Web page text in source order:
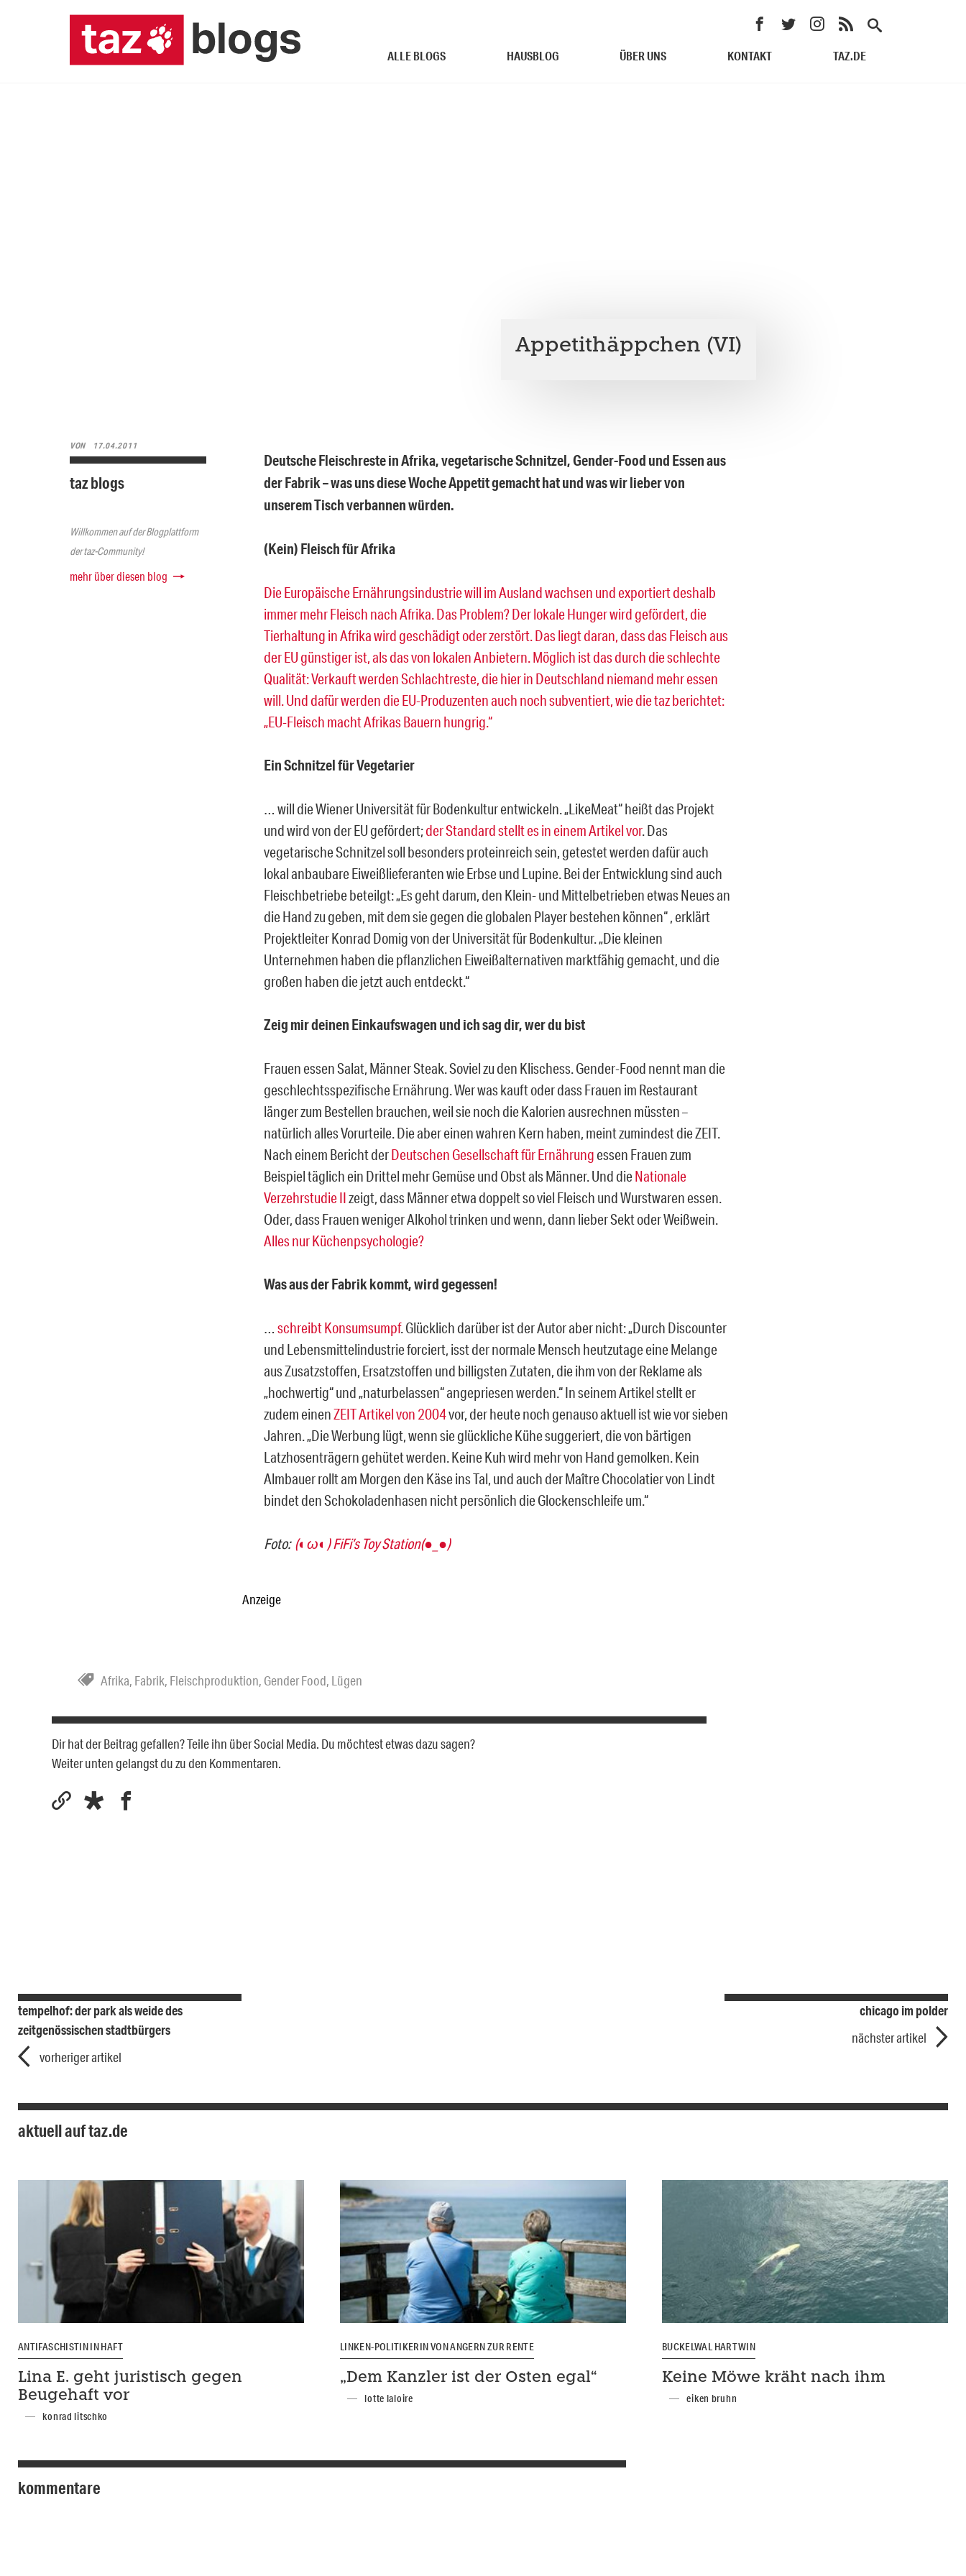
ALLE BLOGS HAUSBLOG ÜBER UNS KONTAKT TAZ.DE
Appetithäppchen (VI)
VON 17.04.2011
taz blogs
Willkommen auf der Blogplattform
der taz-Community!
mehr über diesen blog
Deutsche Fleischreste in Afrika, vegetarische Schnitzel, Gender-Food und Essen aus
der Fabrik – was uns diese Woche Appetit gemacht hat und was wir lieber von
unserem Tisch verbannen würden.
(Kein) Fleisch für Afrika
Die Europäische Ernährungsindustrie will im Ausland wachsen und exportiert deshalb
immer mehr Fleisch nach Afrika. Das Problem? Der lokale Hunger wird gefördert, die
Tierhaltung in Afrika wird geschädigt oder zerstört. Das liegt daran, dass das Fleisch aus
der EU günstiger ist, als das von lokalen Anbietern. Möglich ist das durch die schlechte
Qualität: Verkauft werden Schlachtreste, die hier in Deutschland niemand mehr essen
will. Und dafür werden die EU-Produzenten auch noch subventiert, wie die taz berichtet:
„EU-Fleisch macht Afrikas Bauern hungrig.“
Ein Schnitzel für Vegetarier
… will die Wiener Universität für Bodenkultur entwickeln. „LikeMeat“ heißt das Projekt
und wird von der EU gefördert;der Standard stellt es in einem Artikel vor. Das
vegetarische Schnitzel soll besonders proteinreich sein, getestet werden dafür auch
lokal anbaubare Eiweißlieferanten wie Erbse und Lupine. Bei der Entwicklung sind auch
Fleischbetriebe beteilgt: „Es geht darum, den Klein- und Mittelbetrieben etwas Neues an
die Hand zu geben, mit dem sie gegen die globalen Player bestehen können“ , erklärt
Projektleiter Konrad Domig von der Universität für Bodenkultur. „Die kleinen
Unternehmen haben die pflanzlichen Eiweißalternativen marktfähig gemacht, und die
großen haben die jetzt auch entdeckt.“
Zeig mir deinen Einkaufswagen und ich sag dir, wer du bist
Frauen essen Salat, Männer Steak. Soviel zu den Klischess. Gender-Food nennt man die
geschlechtsspezifische Ernährung. Wer was kauft oder dass Frauen im Restaurant
länger zum Bestellen brauchen, weil sie noch die Kalorien ausrechnen müssten –
natürlich alles Vorurteile. Die aber einen wahren Kern haben, meint zumindest die ZEIT.
Nach einem Bericht derDeutschen Gesellschaft für Ernährungessen Frauen zum
Beispiel täglich ein Drittel mehr Gemüse und Obst als Männer. Und dieNationale
Verzehrstudie IIzeigt, dass Männer etwa doppelt so viel Fleisch und Wurstwaren essen.
Oder, dass Frauen weniger Alkohol trinken und wenn, dann lieber Sekt oder Weißwein.
Alles nur Küchenpsychologie?
Was aus der Fabrik kommt, wird gegessen!
… schreibt Konsumsumpf. Glücklich darüber ist der Autor aber nicht: „Durch Discounter
und Lebensmittelindustrie forciert, isst der normale Mensch heutzutage eine Melange
aus Zusatzstoffen, Ersatzstoffen und billigsten Zutaten, die ihm von der Reklame als
„hochwertig“ und „naturbelassen“ angepriesen werden.“ In seinem Artikel stellt er
zudem einenZEIT Artikel von 2004vor, der heute noch genauso aktuell ist wie vor sieben
Jahren. „Die Werbung lügt, wenn sie glückliche Kühe suggeriert, die von bärtigen
Latzhosenträgern gehütet werden. Keine Kuh wird mehr von Hand gemolken. Kein
Almbauer rollt am Morgen den Käse ins Tal, und auch der Maître Chocolatier von Lindt
bindet den Schokoladenhasen nicht persönlich die Glockenschleife um.“
Foto: (◐ω◐) FiFi’s Toy Station(●_●)
Anzeige
Afrika, Fabrik, Fleischproduktion, Gender Food, Lügen
Dir hat der Beitrag gefallen? Teile ihn über Social Media. Du möchtest etwas dazu sagen?
Weiter unten gelangst du zu den Kommentaren.
tempelhof: der park als weide des
zeitgenössischen stadtbürgers
vorheriger artikel
chicago im polder
nächster artikel
aktuell auf taz.de
ANTIFASCHISTIN IN HAFT
Lina E. geht juristisch gegen
Beugehaft vor
konrad litschko
LINKEN-POLITIKERIN VON ANGERN ZUR RENTE
„Dem Kanzler ist der Osten egal“
lotte laloire
BUCKELWAL HARTWIN
Keine Möwe kräht nach ihm
eiken bruhn
kommentare